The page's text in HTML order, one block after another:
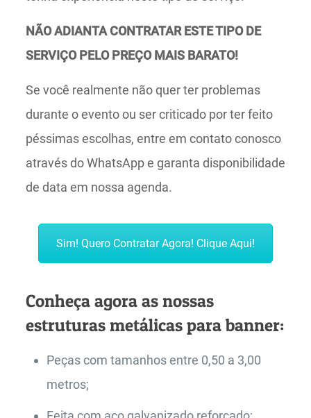
NÃO ADIANTA CONTRATAR ESTE TIPO DE
SERVIÇO PELO PREÇO MAIS BARATO!
Se você realmente não quer ter problemas
durante o evento ou ser criticado por ter feito
péssimas escolhas, entre em contato conosco
através do WhatsApp e garanta disponibilidade
de data em nossa agenda.
Sim! Quero Contratar Agora! Clique Aqui!
Conheça agora as nossas
estruturas metálicas para banner:
Peças com tamanhos entre 0,50 a 3,00
metros;